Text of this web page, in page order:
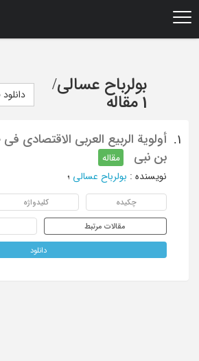
بولرباح عسالی/
1 مقاله
1.
أولویة الربیع العربی الاقتصادی
بن نبی
مقاله
نویسنده : بولرباح عسالی ؛
چکیده کلیدواژه
مقالات مرتبط
دانلود